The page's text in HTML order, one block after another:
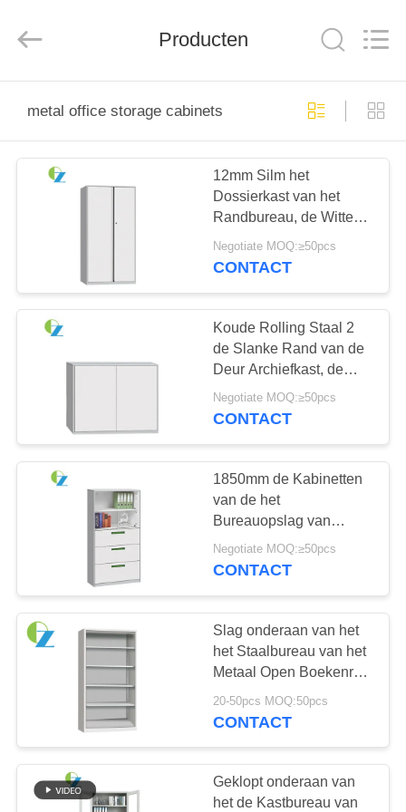
PRODUCTEN
FABRIEKSREIS
KWALITEITSCONTROLE
ONS
NIEUWS
VERZOEK
EEN
CITAAT
SITEMAP
PRIVACY
POLICY
Trading
Producten
metal office storage cabinets
12mm Silm het
Dossierkast van het
Randbureau, de Witte
Moderne Kabinetten van
de Bureauopslag
Negotiate MOQ:≥50pcs
CONTACT
Koude Rolling Staal 2
de Slanke Rand van de
Deur Archiefkast, de
Opslagkabinetten van
het Metaalbureau
Negotiate MOQ:≥50pcs
CONTACT
1850mm de Kabinetten
van de het
Bureauopslag van
Hoogtesilm met de Open
Plank van Ladenamd
Negotiate MOQ:≥50pcs
CONTACT
Slag onderaan van het
het Staalbureau van het
Metaal Open Boekenrek
de Opslagkabinet
0.5mm1.2mm
20-50pcs MOQ:50pcs
CONTACT
Geklopt onderaan van
het de Kastbureau van